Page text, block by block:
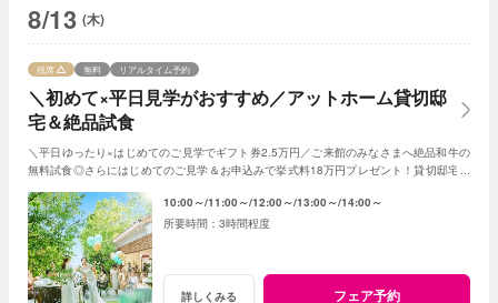
8/13 (木)
＼初めて×平日見学がおすすめ／アットホーム貸切邸
宅＆絶品試食
残席 無料 リアルタイム予約
＼平日ゆったり×はじめてのご見学でギフト券2.5万円／ご来館のみなさまへ絶品和牛の
無料試食◎さらにはじめてのご見学＆お申込みで挙式料18万円プレゼント！貸切邸宅で
10:00～ 11:00～ 12:00～ 13:00～ 14:00～
3時間程度
詳しくみる フェア予約